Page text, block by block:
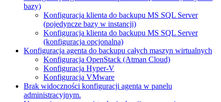
bazy)
Konfiguracja klienta do backupu MS SQL Server
(pojedyncze bazy w instancji)
Konfiguracja klienta do backupu MS SQL Server
(konfiguracja opcjonalna)
Konfiguracja agenta do backupu całych maszyn wirtualnych
Konfiguracja OpenStack (Atman Cloud)
Konfiguracja Hyper-V
Konfiguracja VMware
Brak widoczności konfiguracji agenta w panelu
administracyjnym.